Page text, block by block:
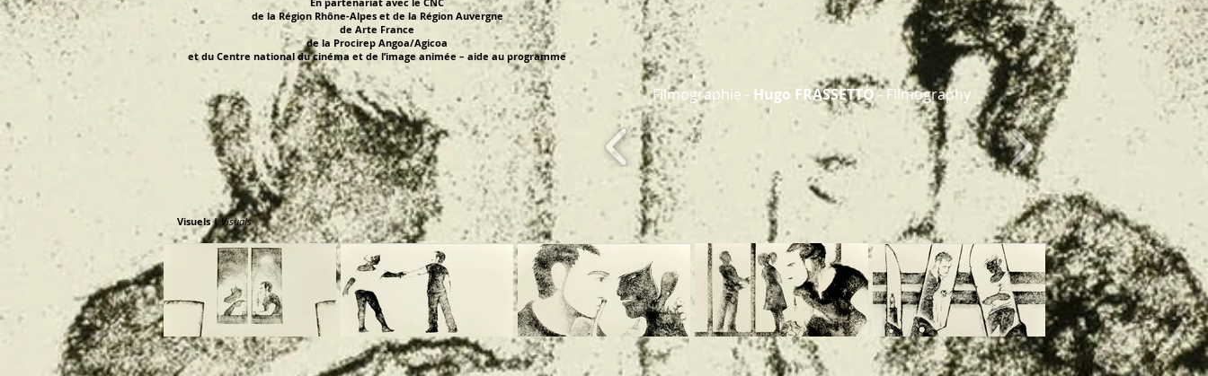
de la Région Rhône-Alpes et de la Région Auvergne
de Arte France
de la Procirep Angoa/Agicoa
et du Centre national du cinéma et de l’image animée – aide au programme
Filmographie - Hugo FRASSETTO- Filmography
Visuels |Visuals